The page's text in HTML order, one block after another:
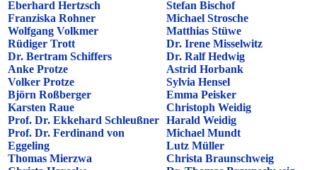
Eberhard Hertzsch
Franziska Rohner
Wolfgang Volkmer
Rüdiger Trott
Dr. Bertram Schiffers
Anke Protze
Volker Protze
Björn Roßberger
Karsten Raue
Prof. Dr. Ekkehard Schleußner
Prof. Dr. Ferdinand von
Eggeling
Thomas Mierzwa
Stefan Bischof
Michael Strosche
Matthias Stüwe
Dr. Irene Misselwitz
Dr. Ralf Hedwig
Astrid Horbank
Sylvia Hensel
Emma Peisker
Christoph Weidig
Harald Weidig
Michael Mundt
Lutz Müller
Christa Braunschweig